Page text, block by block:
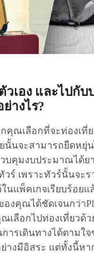
วเอง และไปกั
างไร?
กคุณเลือกที่จะท่องเที่
นั้นจะสามารถยืดหยุ่
บคุมงบประมาณได้ย
ร์ เพราะทัวร์นั้นจะร
ในแพ็คเกจเรียบร้อย
งคุณได้ชัดเจนกว่า
เลือกไปท่องเที่ยวด้ว
ารเดินทางได้ตามใ
างมีอิสระ แต่ทั้งนี้หา